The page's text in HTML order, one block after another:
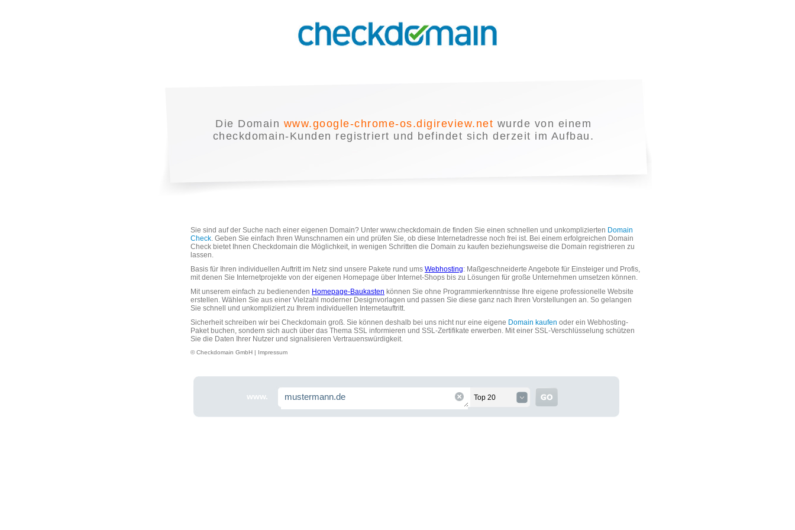
Die Domain www.google-chrome-os.digireview.net wurde von einem
checkdomain-Kunden registriert und befindet sich derzeit im Aufbau.
Sie sind auf der Suche nach einer eigenen Domain? Unter www.checkdomain.de finden Sie einen schnellen und unkomplizierten Domain
Check. Geben Sie einfach Ihren Wunschnamen ein und prüfen Sie, ob diese Internetadresse noch frei ist. Bei einem erfolgreichen Domain
Check bietet Ihnen Checkdomain die Möglichkeit, in wenigen Schritten die Domain zu kaufen beziehungsweise die Domain registrieren zu
lassen.
Basis für Ihren individuellen Auftritt im Netz sind unsere Pakete rund ums Webhosting: Maßgeschneiderte Angebote für Einsteiger und Profis,
mit denen Sie Internetprojekte von der eigenen Homepage über Internet-Shops bis zu Lösungen für große Unternehmen umsetzen können.
Mit unserem einfach zu bedienenden Homepage-Baukasten können Sie ohne Programmierkenntnisse Ihre eigene professionelle Website
erstellen. Wählen Sie aus einer Vielzahl moderner Designvorlagen und passen Sie diese ganz nach Ihren Vorstellungen an. So gelangen
Sie schnell und unkompliziert zu Ihrem individuellen Internetauftritt.
Sicherheit schreiben wir bei Checkdomain groß. Sie können deshalb bei uns nicht nur eine eigene Domain kaufen oder ein Webhosting-
Paket buchen, sondern sich auch über das Thema SSL informieren und SSL-Zertifikate erwerben. Mit einer SSL-Verschlüsselung schützen
Sie die Daten Ihrer Nutzer und signalisieren Vertrauenswürdigkeit.
© Checkdomain GmbH | Impressum
www. Top 20